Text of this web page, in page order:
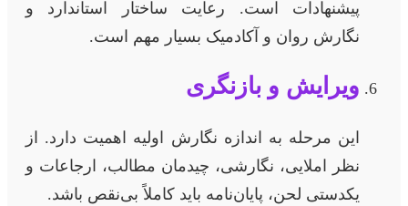
پیشنهادات است. رعایت ساختار استاندارد و
نگارش روان و آکادمیک بسیار مهم است.
ویرایش و بازنگری
این مرحله به اندازه نگارش اولیه اهمیت دارد. از
نظر املایی، نگارشی، چیدمان مطالب، ارجاعات و
یکدستی لحن، پایان‌نامه باید کاملاً بی‌نقص باشد.